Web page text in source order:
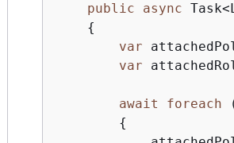
public
async
{
var
var
await foreach
{